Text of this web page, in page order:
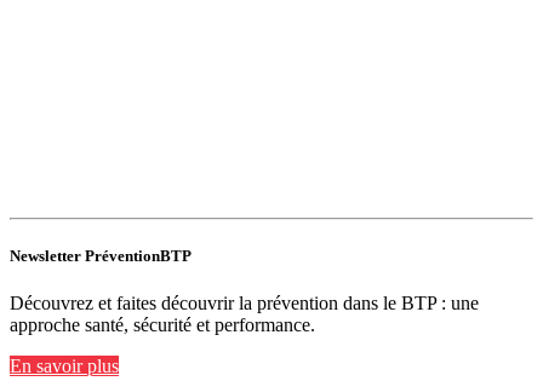
Newsletter PréventionBTP
Découvrez et faites découvrir la prévention dans le BTP : une
approche santé, sécurité et performance.
En savoir plus